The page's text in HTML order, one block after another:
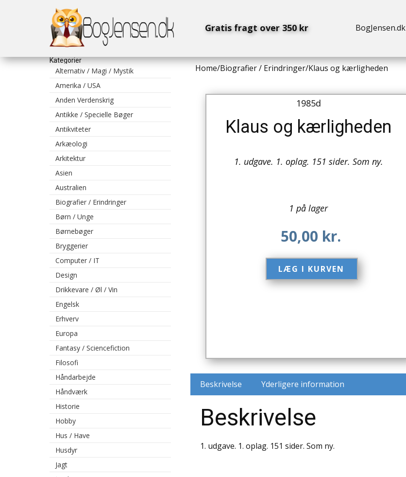
BogJensen.dk
Gratis fragt over 350 kr
Kategorier
Alternativ / Magi / Mystik
Amerika / USA
Anden Verdenskrig
Antikke / Specielle Bøger
Antikviteter
Arkæologi
Arkitektur
Asien
Australien
Biografier / Erindringer
Børn / Unge
Børnebøger
Bryggerier
Computer / IT
Design
Drikkevare / Øl / Vin
Engelsk
Erhverv
Europa
Fantasy / Sciencefiction
Filosofi
Håndarbejde
Håndværk
Historie
Hobby
Hus / Have
Husdyr
Jagt
Home/Biografier / Erindringer/Klaus og kærligheden
1985d
Klaus og kærligheden
1. udgave. 1. oplag. 151 sider. Som ny.
1 på lager
50,00 kr.
LÆG I KURVEN​
Beskrivelse Yderligere information
Beskrivelse
1. udgave. 1. oplag. 151 sider. Som ny.